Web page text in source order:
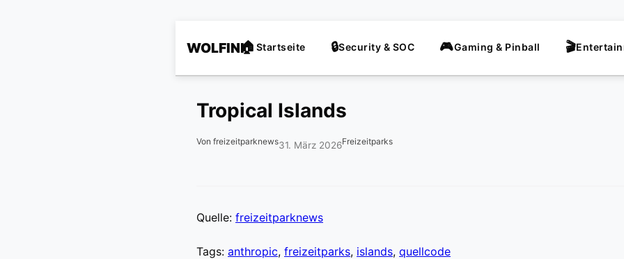
WOLFINI Startseite Security & SOC Gaming & Pinball
Tropical Islands
Von freizeitparknews31. März 2026Freizeitparks
Quelle: freizeitparknews
Tags: anthropic, freizeitparks, islands, quellcode